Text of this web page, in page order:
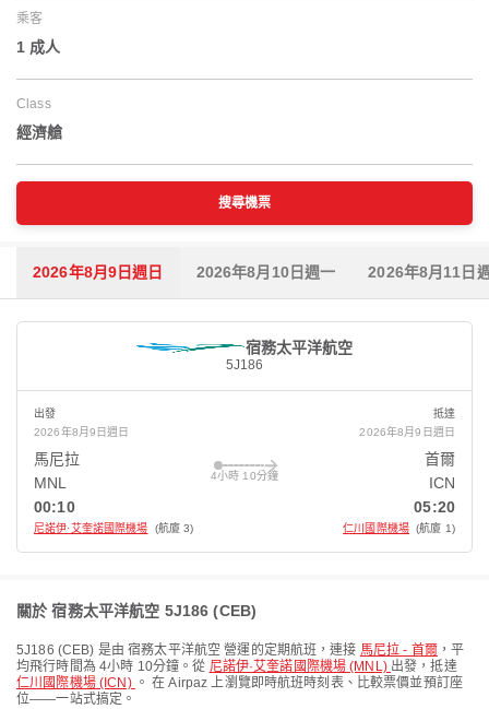
乘客
1 成人
Class
經濟艙
搜尋機票
2026年8月9日週日 2026年8月10日週一 2026年8月11日
宿務太平洋航空
5J186
出發
2026年8月9日週日
馬尼拉
MNL
00:10
尼諾伊·艾奎諾國際機場 (航廈 3)
4小時 10分鐘
抵達
2026年8月9日週日
首爾
ICN
05:20
仁川國際機場 (航廈 1)
關於 宿務太平洋航空 5J186 (CEB)
5J186 (CEB) 是由宿務太平洋航空 營運的定期航班，連接 馬尼拉 - 首爾，平
均飛行時間為 4小時 10分鐘 。從 尼諾伊·艾奎諾國際機場 (MNL) 出發，抵達
仁川國際機場 (ICN) 。 在 Airpaz 上瀏覽即時航班時刻表、比較票價並預訂座
位——一站式搞定。